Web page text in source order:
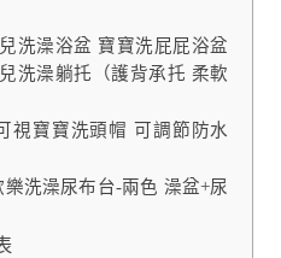
洗澡浴盆 寶寶洗屁屁浴盆
洗澡躺托（護背承托 柔軟
視寶寶洗頭帽 可調節防水
樂洗澡尿布台-兩色 澡盆+尿